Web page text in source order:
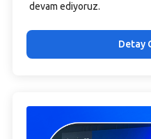
devam ediyoruz.
Detay